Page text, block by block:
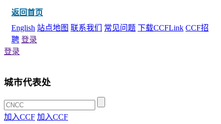
返回首页
English 站点地图 联系我们 常见问题 下载CCFLink CCF招
聘 登录
登录
城市代表处
加入CCF 加入CCF